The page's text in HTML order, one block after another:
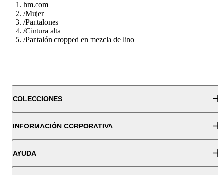
hm.com
/Mujer
/Pantalones
/Cintura alta
/Pantalón cropped en mezcla de lino
COLECCIONES
INFORMACIÓN CORPORATIVA
AYUDA